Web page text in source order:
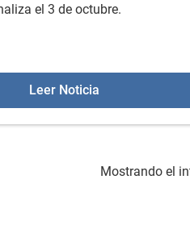
el 3 de octubre.
Leer NoticiaPrograma
Mostrando el